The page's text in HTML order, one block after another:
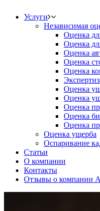
Услуги
Независимая
Оценка
Оценка
Оценка
Оценка
Оценка
Оценка
Оценка
Оценка
Оценка
Оценка
Оценка ущерба
Оспаривание
Статьи
О компании
Контакты
Отзывы о компании